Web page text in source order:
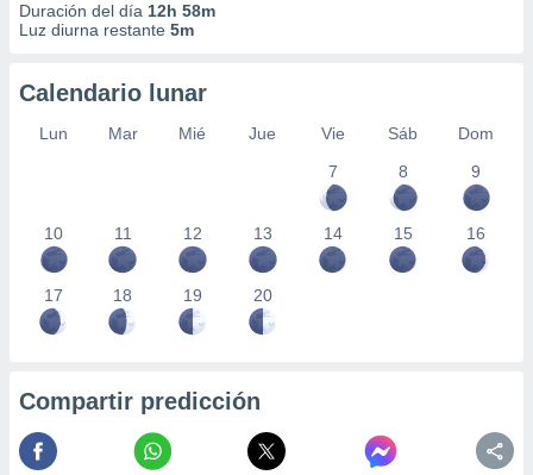
Duración del día 12h 58m
Luz diurna restante 5m
Calendario lunar
Lun Mar Mié Jue Vie Sáb
Dom
7
8 9
10 11 12 13 14 15 16
17 18 19 20
Compartir predicción